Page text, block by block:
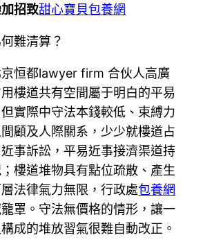
招致甜心寶貝包養網
難清算？
恒都lawyer firm 合伙人高廣
樓道共有空間屬于明白的平易
實際中守法本錢較低、束縛力
顧及人際關系，少少就樓道占
事訴訟，平易近事接濟渠道持
樓道堆物具有點位疏散、產生
法律氣力無限，行政處包養網
罩。守法無價格的情形，讓一
成的堆放習氣很難自動改正。